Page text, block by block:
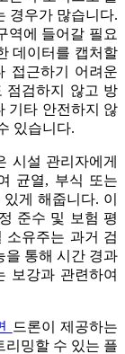
경우가 많습니다.
역에 들어갈 필요
데이터를 캡처할
접근하기 어려운
점검하지 않고 방
기타 안전하지 않
있습니다.
시설 관리자에게
균열, 부식 또는
게 해줍니다. 이
준수 및 보험 평
소유주는 과거 검
을 통해 시간 경과
보강과 관련하여
드론이 제공하는
리밍할 수 있는 플